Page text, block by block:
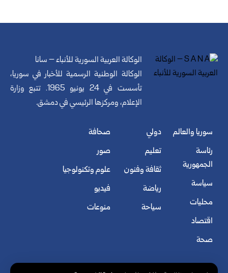
الوكالة العربية السورية للأنباء – سانا
الوكالة الوطنية الرسمية للأخبار في سوريا،
تأسست في 24 يونيو 1965. تتبع وزارة
الإعلام، ومركزها الرئيسي في دمشق.
سوريا والعالم
رئاسة
الجمهورية
سياسة
محليات
اقتصاد
صحة
دولي
تعليم
ثقافة وفنون
رياضة
سياحة
صحافة
صور
علوم وتكنولوجيا
فيديو
منوعات